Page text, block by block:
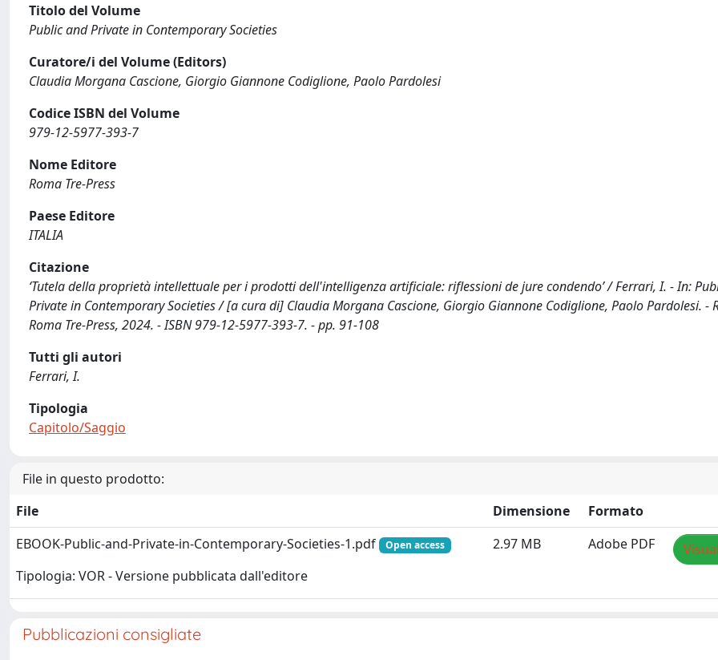
Titolo del Volume
Public and Private in Contemporary Societies
Curatore/i del Volume (Editors)
Claudia Morgana Cascione, Giorgio Giannone Codiglione, Paolo Pardolesi
Codice ISBN del Volume
979-12-5977-393-7
Nome Editore
Roma Tre-Press
Paese Editore
ITALIA
Citazione
‘Tutela della proprietà intellettuale per i prodotti dell'intelligenza artificiale: riflessioni de jure condendo’ / Ferrari, I. - In:
Private in Contemporary Societies / [a cura di] Claudia Morgana Cascione, Giorgio Giannone Codiglione, Paolo Pardolesi. -
Roma Tre-Press, 2024. - ISBN 979-12-5977-393-7. - pp. 91-108
Tutti gli autori
Ferrari, I.
Tipologia
Capitolo/Saggio
File in questo prodotto:
File
Dimensione
Formato
EBOOK-Public-and-Private-in-Contemporary-Societies-1.pdf
Open access
Tipologia: VOR - Versione pubblicata dall'editore
2.97 MB Adobe PDF
Pubblicazioni consigliate